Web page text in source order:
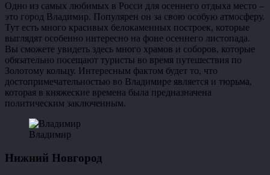
Одно из самых любимых в Росси для осеннего отдыха место –
это город Владимир. Популярен он за свою особую атмосферу.
Тут есть много красивых белокаменных построек, которые
выглядят особенно интересно на фоне осеннего листопада.
Вы сможете увидеть здесь много храмов и соборов, которые
обязательно посещают туристы во время путешествия по
Золотому кольцу. Интересным фактом будет то, что
достопримечательностью во Владимире является и тюрьма,
которая в княжеские времена была предназначена
политическим заключенным.
Владимир
Нижний Новгород